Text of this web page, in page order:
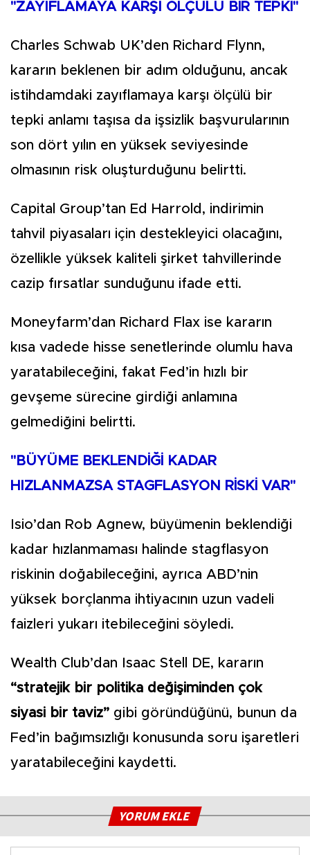
"ZAYIFLAMAYA KARŞI ÖLÇÜLÜ BİR TEPKİ"
Charles Schwab UK’den Richard Flynn,
kararın beklenen bir adım olduğunu, ancak
istihdamdaki zayıflamaya karşı ölçülü bir
tepki anlamı taşısa da işsizlik başvurularının
son dört yılın en yüksek seviyesinde
olmasının risk oluşturduğunu belirtti.
Capital Group’tan Ed Harrold, indirimin
tahvil piyasaları için destekleyici olacağını,
özellikle yüksek kaliteli şirket tahvillerinde
cazip fırsatlar sunduğunu ifade etti.
Moneyfarm’dan Richard Flax ise kararın
kısa vadede hisse senetlerinde olumlu hava
yaratabileceğini, fakat Fed’in hızlı bir
gevşeme sürecine girdiği anlamına
gelmediğini belirtti.
"BÜYÜME BEKLENDİĞİ KADAR
HIZLANMAZSA STAGFLASYON RİSKİ VAR"
Isio’dan Rob Agnew, büyümenin beklendiği
kadar hızlanmaması halinde stagflasyon
riskinin doğabileceğini, ayrıca ABD’nin
yüksek borçlanma ihtiyacının uzun vadeli
faizleri yukarı itebileceğini söyledi.
Wealth Club’dan Isaac Stell DE, kararın
“stratejik bir politika değişiminden çok
siyasi bir taviz” gibi göründüğünü, bunun da
Fed’in bağımsızlığı konusunda soru işaretleri
yaratabileceğini kaydetti.
YORUM EKLE